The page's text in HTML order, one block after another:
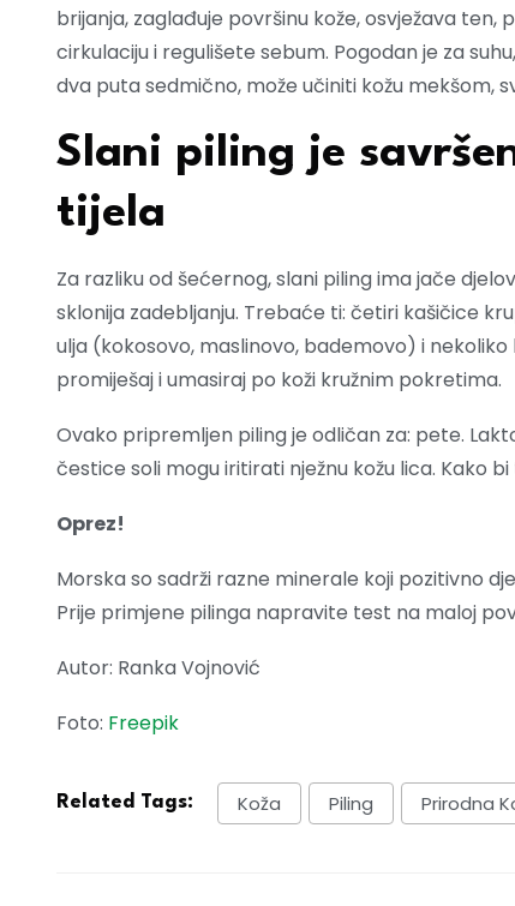
brijanja, zaglađuje površinu kože, osvježava
cirkulaciju i regulišete sebum. Pogodan je za
dva puta sedmično, može učiniti kožu mekšom,
Slani piling je
tijela
Za razliku od šećernog, slani piling ima jače
sklonija zadebljanju. Trebaće ti: četiri kašičice
ulja (kokosovo, maslinovo, bademovo) i
promiješaj i umasiraj po koži kružnim pokretima.
Ovako pripremljen piling je odličan za: pete.
čestice soli mogu iritirati nježnu kožu lica. Kako
Oprez!
Morska so sadrži razne minerale koji pozitivno
Prije primjene pilinga napravite test na maloj
Autor: Ranka Vojnović
Foto: Freepik
Related Tags: Koža Piling Prirodna